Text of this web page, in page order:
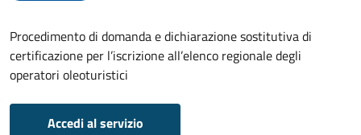
Procedimento di domanda e dichiarazione sostitutiva di
certificazione per l’iscrizione all’elenco regionale degli
operatori oleoturistici
Accedi al servizio